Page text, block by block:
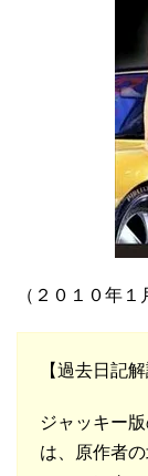
（２０１０年１
【過去日記解
ジャッキー
は、原作者